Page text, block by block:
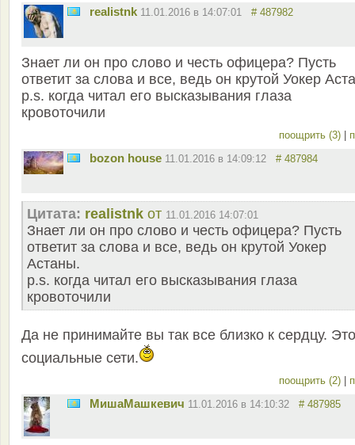
realistnk 11.01.2016 в 14:07:01 # 487982
Знает ли он про слово и честь офицера? Пусть
ответит за слова и все, ведь он крутой Уокер
p.s. когда читал его высказывания глаза
кровоточили
поощрить (3) |
bozon house 11.01.2016 в 14:09:12 # 487984
Цитата: realistnk от 11.01.2016 14:07:01
Знает ли он про слово и честь офицера? Пусть
ответит за слова и все, ведь он крутой Уокер
Астаны.
p.s. когда читал его высказывания глаза
кровоточили
Да не принимайте вы так все близко к сердцу.
социальные сети.
поощрить (2) |
MишаМашкевич 11.01.2016 в 14:10:32 # 487985